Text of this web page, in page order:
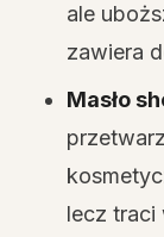
ale
zawiera
Masło
lecz traci